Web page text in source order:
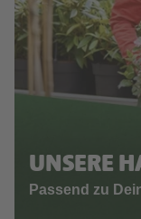
UNSERE
Passend zu